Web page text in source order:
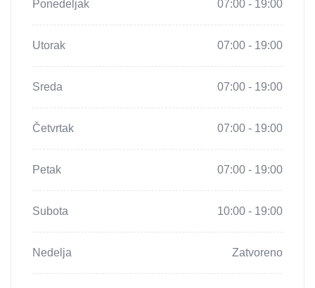
Ponedeljak 07:00 - 19:00
Utorak 07:00 - 19:00
Sreda 07:00 - 19:00
Četvrtak 07:00 - 19:00
Petak 07:00 - 19:00
Subota 10:00 - 19:00
Nedelja Zatvoreno